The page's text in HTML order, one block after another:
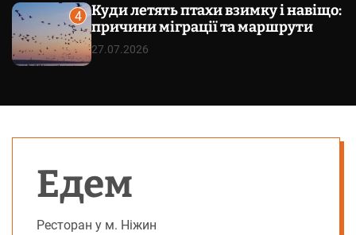
4
Куди летять птахи взимку і навіщо:
причини міграції та маршрути
27.07.2026
Едем
Ресторан у м. Ніжин